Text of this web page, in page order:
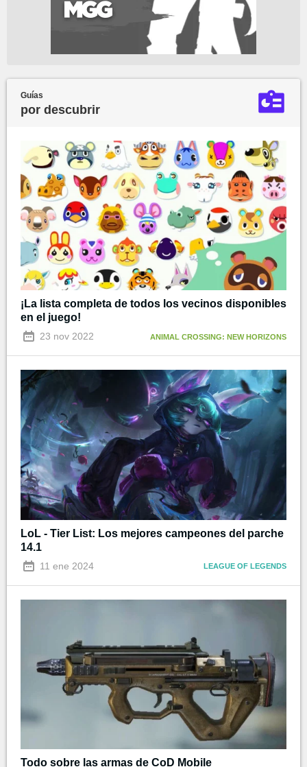
Guías
por descubrir
¡La lista completa de todos los vecinos disponibles
en el juego!
23 nov 2022 ANIMAL CROSSING: NEW HORIZONS
LoL - Tier List: Los mejores campeones del parche
14.1
11 ene 2024 LEAGUE OF LEGENDS
Todo sobre las armas de CoD Mobile